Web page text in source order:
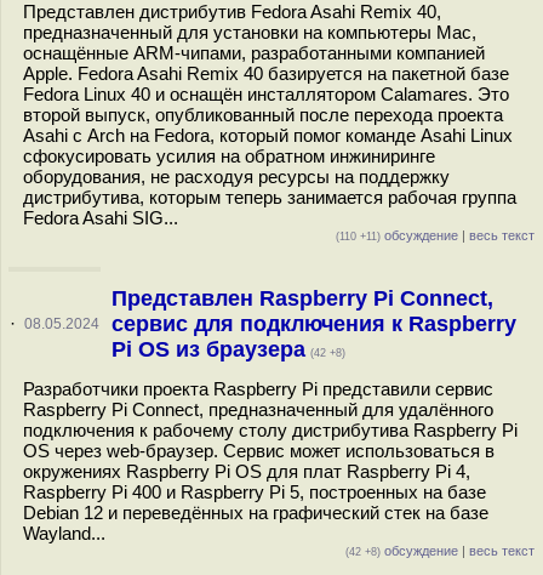
Представлен дистрибутив Fedora Asahi Remix 40,
предназначенный для установки на компьютеры Mac,
оснащённые ARM-чипами, разработанными компанией
Apple. Fedora Asahi Remix 40 базируется на пакетной базе
Fedora Linux 40 и оснащён инсталлятором Calamares. Это
второй выпуск, опубликованный после перехода проекта
Asahi с Arch на Fedora, который помог команде Asahi Linux
сфокусировать усилия на обратном инжиниринге
оборудования, не расходуя ресурсы на поддержку
дистрибутива, которым теперь занимается рабочая группа
Fedora Asahi SIG...
(110 +11) обсуждение | весь текст
· 08.05.2024
Представлен Raspberry Pi Connect,
сервис для подключения к Raspberry
Pi OS из браузера (42 +8)
Разработчики проекта Raspberry Pi представили сервис
Raspberry Pi Connect, предназначенный для удалённого
подключения к рабочему столу дистрибутива Raspberry Pi
OS через web-браузер. Сервис может использоваться в
окружениях Raspberry Pi OS для плат Raspberry Pi 4,
Raspberry Pi 400 и Raspberry Pi 5, построенных на базе
Debian 12 и переведённых на графический стек на базе
Wayland...
(42 +8) обсуждение | весь текст